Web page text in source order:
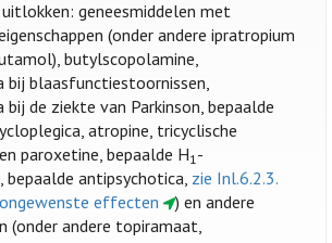
geneesmiddelen met
(onder andere ipratropium
butylscopolamine,
bij blaasfunctiestoornissen,
bij de ziekte van Parkinson, bepaalde
atropine, tricyclische
paroxetine, bepaalde H1-
bepaalde antipsychotica, zie Inl.6.2.3.
effecten
) en andere
(onder andere topiramaat,